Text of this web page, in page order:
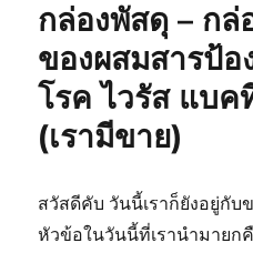
กล่องพัสดุ – กล่
ของผสมสารป้อ
โรค ไวรัส แบค
(เรามีขาย)
สวัสดีคับ วันนี้เราก็ยังอยู่กับ
หัวข้อในวันนี้ที่เรานำมายก